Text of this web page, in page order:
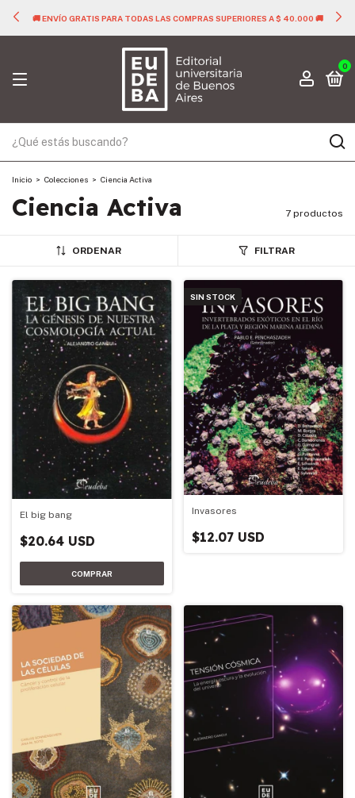
🚚 ENVÍO GRATIS PARA TODAS LAS COMPRAS SUPERIORES A $ 40.000 🚚
0
Inicio > Colecciones > Ciencia Activa
Ciencia Activa 7 productos
ORDENAR FILTRAR
El big bang
$20.64 USD
SIN STOCK
Invasores
$12.07 USD